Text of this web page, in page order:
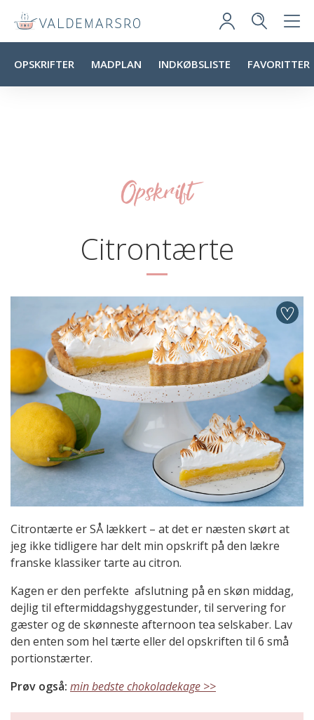
OPSKRIFTER MADPLAN INDKØBSLISTE FAVORITTER
Opskrift
Citrontærte
Citrontærte er SÅ lækkert – at det er næsten skørt at
jeg ikke tidligere har delt min opskrift på den lækre
franske klassiker tarte au citron.
Kagen er den perfekte afslutning på en skøn middag,
dejlig til eftermiddagshyggestunder, til servering for
gæster og de skønneste afternoon tea selskaber. Lav
den enten som hel tærte eller del opskriften til 6 små
portionstærter.
Prøv også: min bedste chokoladekage >>